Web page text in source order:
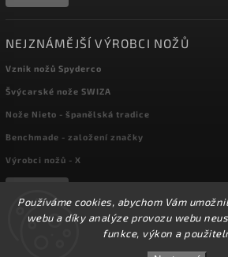
Používáme cookies, abychom Vám
webu a díky analýze provozu webu
funkce, výkon a
☀️Ve dnech 3-14.8 2026 máme zavřeno z
DOVOLENÉ. Eshop zůstává v provozu,
NEJZNÁMĚJŠÍ VÝROBCI NOŽŮ
Vznik nožů Spyderco
Švýcarské nože SWIZA
Nože Nieto - španělská tradice
Benchmade - založení značky
Výrobci nožů - X
kapesni-noze.cz